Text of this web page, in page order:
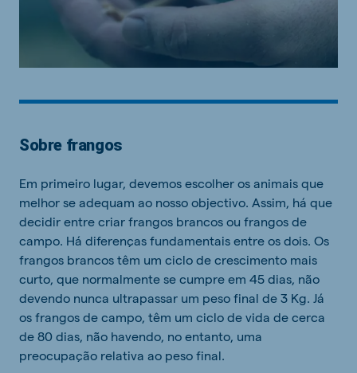
Sobre frangos
Em primeiro lugar, devemos escolher os animais que
melhor se adequam ao nosso objectivo. Assim, há que
decidir entre criar frangos brancos ou frangos de
campo. Há diferenças fundamentais entre os dois. Os
frangos brancos têm um ciclo de crescimento mais
curto, que normalmente se cumpre em 45 dias, não
devendo nunca ultrapassar um peso final de 3 Kg. Já
os frangos de campo, têm um ciclo de vida de cerca
de 80 dias, não havendo, no entanto, uma
preocupação relativa ao peso final.